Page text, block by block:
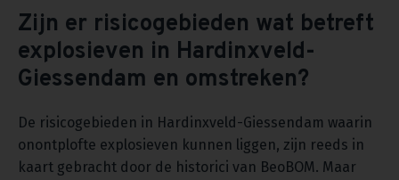
Zijn er risicogebieden wat betreft
explosieven in Hardinxveld-
Giessendam en omstreken?
De risicogebieden in Hardinxveld-Giessendam waarin
onontplofte explosieven kunnen liggen, zijn reeds in
kaart gebracht door de historici van BeoBOM. Maar